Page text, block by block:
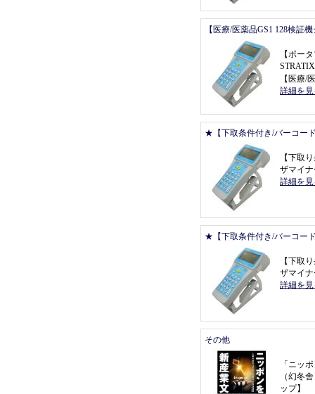
【医療/医薬品GS1 128検証
【ポー
【 医療/
詳細を
★【下取条件付き/バーコー
【下取
ザマイナ
詳細を
★【下取条件付き/バーコー
【下取
ザマイナ
詳細を
その他
「 ニッ
（幻冬舎
ップ】